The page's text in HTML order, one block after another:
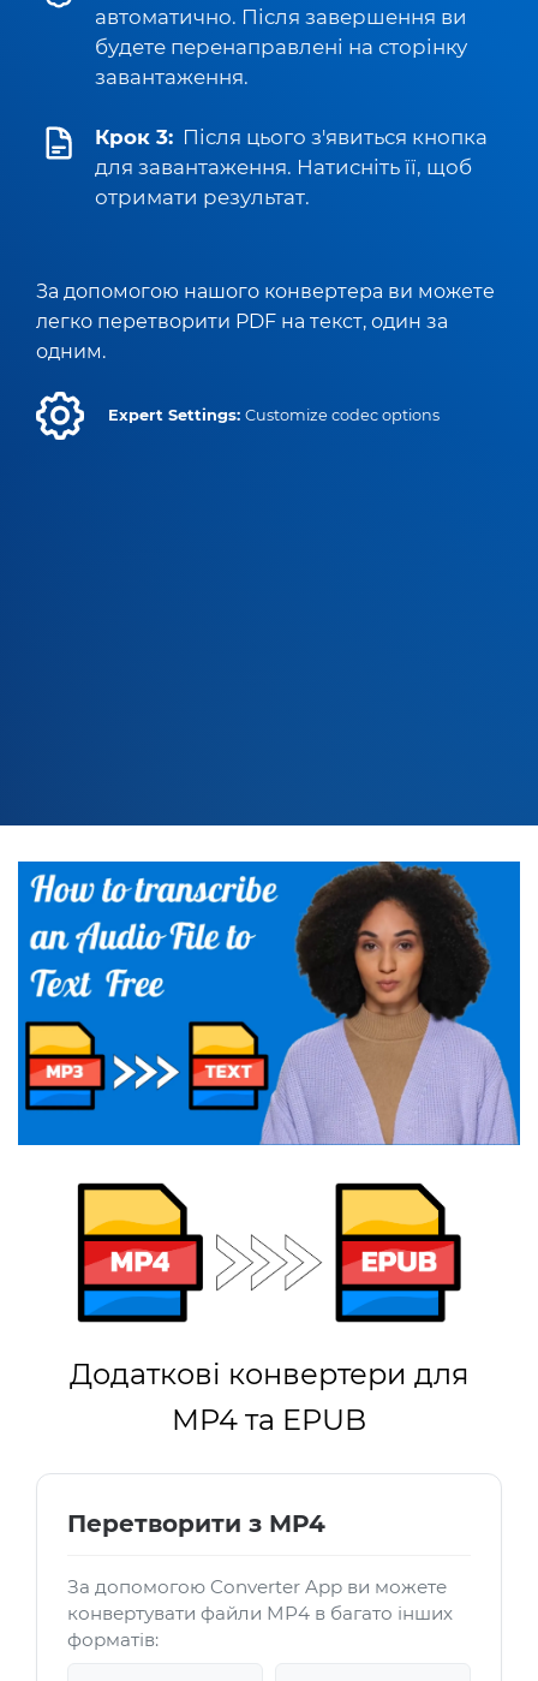
автоматично. Після завершення ви
будете перенаправлені на сторінку
завантаження.
Крок 3: Після цього з'явиться кнопка
для завантаження. Натисніть її, щоб
отримати результат.
За допомогою нашого конвертера ви можете
легко перетворити PDF на текст, один за
одним.
Expert Settings: Customize codec options
Додаткові конвертери для
MP4 та EPUB
Перетворити з MP4
За допомогою Converter App ви можете
конвертувати файли MP4 в багато інших
форматів: